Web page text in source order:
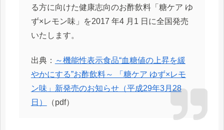
る方に向けた健康志向のお酢飲料「糖ケア ゆ
ず×レモン味」を2017 年4 月1 日に全国発売
いたします。
出典： ～機能性表示食品“血糖値の上昇を緩
やかにする”お酢飲料～ 「糖ケア ゆず×レモ
ン味」新発売のお知らせ（平成29年3月28
日）
（pdf）